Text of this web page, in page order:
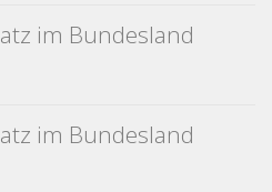
im Bundesland
im Bundesland